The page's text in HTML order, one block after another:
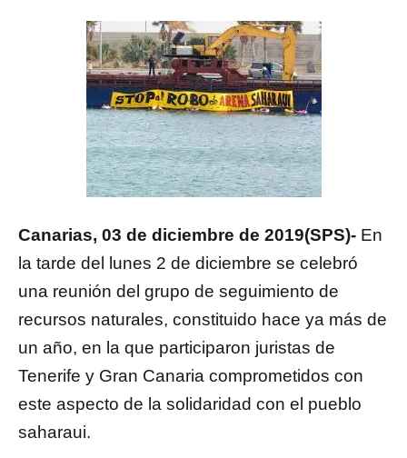
Canarias, 03 de diciembre de 2019(SPS)- En
la tarde del lunes 2 de diciembre se celebró
una reunión del grupo de seguimiento de
recursos naturales, constituido hace ya más de
un año, en la que participaron juristas de
Tenerife y Gran Canaria comprometidos con
este aspecto de la solidaridad con el pueblo
saharaui.